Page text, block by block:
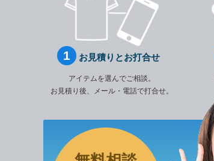
お見積りとお打合せ
アイテムを選んでご相談。
お見積り後、メール・電話で打合せ。